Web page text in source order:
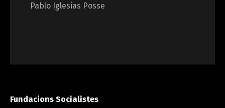
Pablo Iglesias Posse
Fundacions Socialistes